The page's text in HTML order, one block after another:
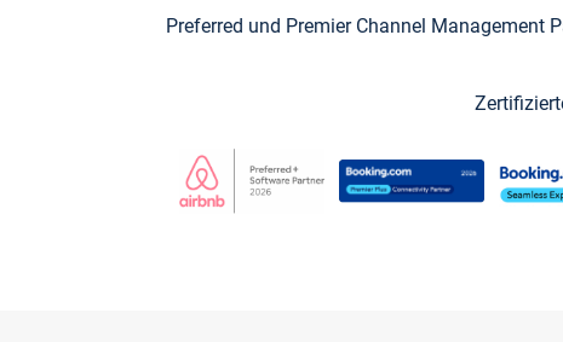
Preferred und Premier Channel Management